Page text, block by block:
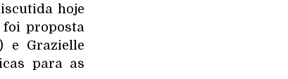
hoje
proposta
e Grazielle
para as